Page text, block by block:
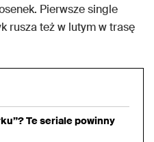
Pierwsze single
rusza też w lutym w trasę
Te seriale powinny